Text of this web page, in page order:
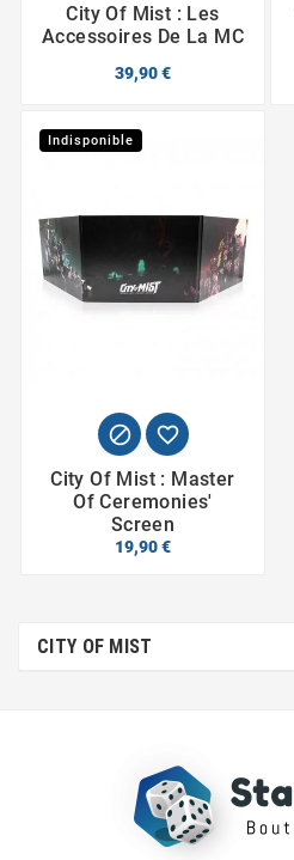
City Of Mist : Les
Accessoires De La MC
39,90 €
Indisponible
 
City Of Mist : Master
Of Ceremonies'
Screen
19,90 €
CITY OF MIST